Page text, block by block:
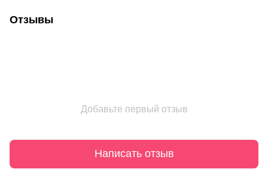
Отзывы
Добавьте первый отзыв
Написать отзыв